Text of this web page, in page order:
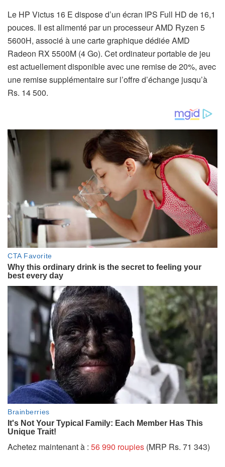
Le HP Victus 16 E dispose d’un écran IPS Full HD de 16,1
pouces. Il est alimenté par un processeur AMD Ryzen 5
5600H, associé à une carte graphique dédiée AMD
Radeon RX 5500M (4 Go). Cet ordinateur portable de jeu
est actuellement disponible avec une remise de 20%, avec
une remise supplémentaire sur l’offre d’échange jusqu’à
Rs. 14 500.
Achetez maintenant à : 56 990 roupies (MRP Rs. 71 343)